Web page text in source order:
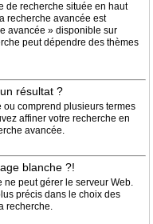
de recherche située en haut
recherche avancée est
avancée » disponible sur
peut dépendre des thèmes
résultat ?
comprend plusieurs termes
affiner votre recherche en
avancée.
blanche ?!
ne peut gérer le serveur Web.
précis dans le choix des
recherche.